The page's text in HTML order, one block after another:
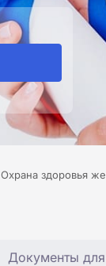
Охрана здоровья
Документы для